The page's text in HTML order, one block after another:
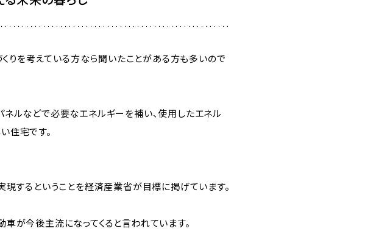
くりを考えている方なら聞いたことがある方も多いので
ルなどで必要なエネルギーを補い、使用したエネル
住宅です。
するということを経済産業省が目標に掲げています。
が今後主流になってくると言われています。